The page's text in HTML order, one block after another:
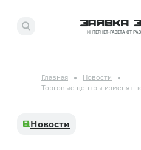
ИНТЕРНЕТ-ГАЗЕТА ОТ
Главная
Новости
Торговые центры изменят
Новости